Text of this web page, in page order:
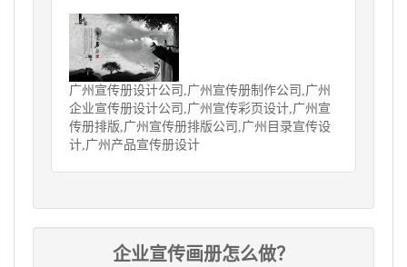
广州宣传册设计公司,广州宣传册制作公司,广州
企业宣传册设计公司,广州宣传彩页设计,广州宣
传册排版,广州宣传册排版公司,广州目录宣传设
计,广州产品宣传册设计
企业宣传画册怎么做？